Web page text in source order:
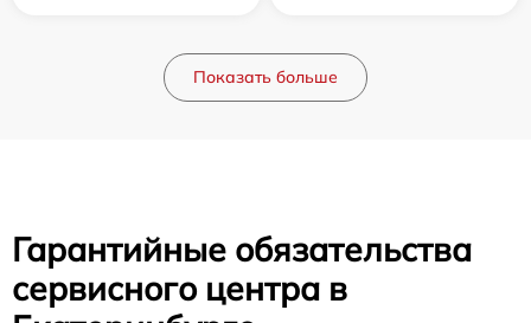
Показать больше
Гарантийные обязательства
сервисного центра в